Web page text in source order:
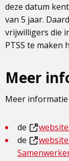
deze datum
van 5 jaar.
vrijwilligers die
PTSS te maken
Meer
Meer
de
Dit
is
de
Dit